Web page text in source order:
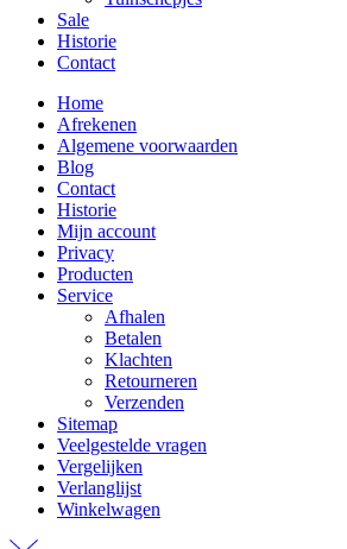
Sale
Historie
Contact
Home
Afrekenen
Algemene voorwaarden
Blog
Contact
Historie
Mijn account
Privacy
Producten
Service
Afhalen
Betalen
Klachten
Retourneren
Verzenden
Sitemap
Veelgestelde vragen
Vergelijken
Verlanglijst
Winkelwagen